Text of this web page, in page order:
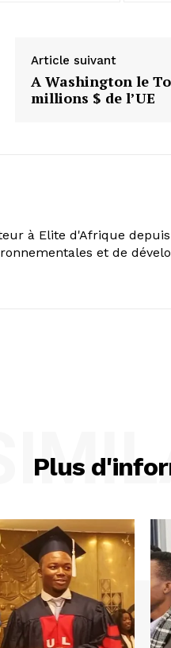
Article suivant
A Washington le
millions $ de l’UE
à Elite d'Afrique depuis
et de
Plus